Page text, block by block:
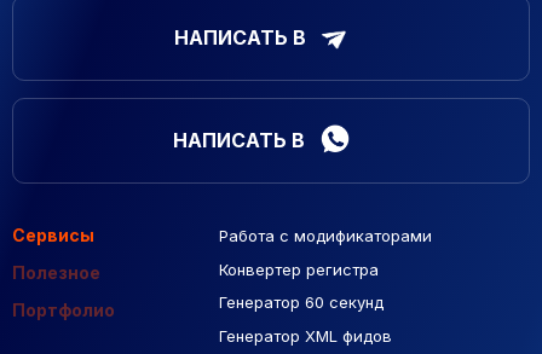
НАПИСАТЬ В
НАПИСАТЬ В
Сервисы
Полезное
Портфолио
Работа с модификаторами
Конвертер регистра
Генератор 60 секунд
Генератор XML фидов
Подборка сайтов
Макеты Figma
База Яндекс Карты
РСЯ площадки
Созданные сайты
Контекстная реклама